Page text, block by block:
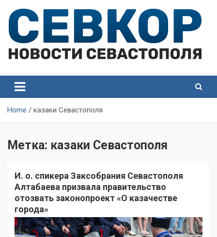
content
Севастополя
Севастополя
Home казаки Севастополя
Метка: казаки Севастополя
И. о. спикера Заксобрания Севастополя
Алтабаева призвала правительство
отозвать законопроект «О казачестве
города»